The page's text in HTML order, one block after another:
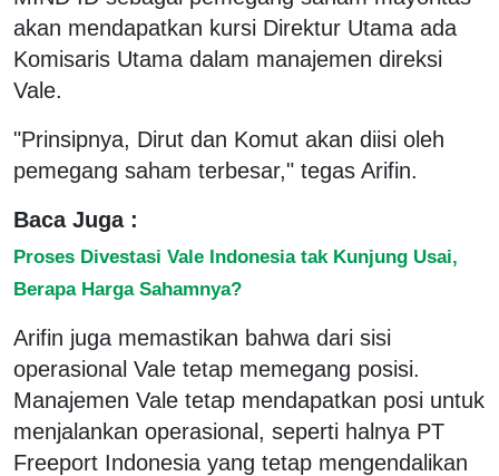
akan mendapatkan kursi Direktur Utama ada
Komisaris Utama dalam manajemen direksi
Vale.
"Prinsipnya, Dirut dan Komut akan diisi oleh
pemegang saham terbesar," tegas Arifin.
Baca Juga :
Proses Divestasi Vale Indonesia tak Kunjung Usai,
Berapa Harga Sahamnya?
Arifin juga memastikan bahwa dari sisi
operasional Vale tetap memegang posisi.
Manajemen Vale tetap mendapatkan posi untuk
menjalankan operasional, seperti halnya PT
Freeport Indonesia yang tetap mengendalikan